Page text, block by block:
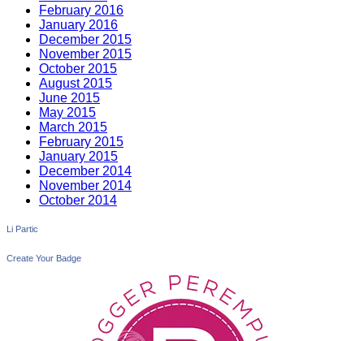
February 2016
January 2016
December 2015
November 2015
October 2015
August 2015
June 2015
May 2015
March 2015
February 2015
January 2015
December 2014
November 2014
October 2014
Li Partic
Create Your Badge